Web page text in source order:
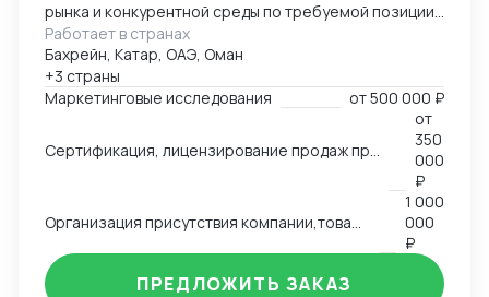
рынка и конкурентной среды по требуемой позиции/
группе товаров, обзор и анализ цен, конкурирующих
брендов, конкурентов по группам, обзор трендов,
национальных особенностей и традиции, основных
груп потребителей на региональных рынках. swot
продукции, адоптация к условиям и требованиям
дистрибутов, партнеров - Представление интересов
Вашей компании в регионе
Работает в странах
Бахрейн, Катар, ОАЭ, Оман
+3 страны
Маркетинговые исследования
от500 000 ₽
от
350
000
₽
Организация присутствия компании,товаров, услуг на международном рынке, запуск продаж
1 000
000
₽
ПРЕДЛОЖИТЬ ЗАКАЗ